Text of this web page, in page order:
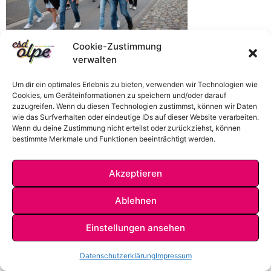
Cookie-Zustimmung
verwalten
Um dir ein optimales Erlebnis zu bieten, verwenden wir Technologien wie
Cookies, um Geräteinformationen zu speichern und/oder darauf
zuzugreifen. Wenn du diesen Technologien zustimmst, können wir Daten
wie das Surfverhalten oder eindeutige IDs auf dieser Website verarbeiten.
Wenn du deine Zustimmung nicht erteilst oder zurückziehst, können
bestimmte Merkmale und Funktionen beeinträchtigt werden.
Akzeptieren
Ablehnen
Einstellungen ansehen
DatenschutzerklärungImpressum
DATENSCHUTZKONTAKT